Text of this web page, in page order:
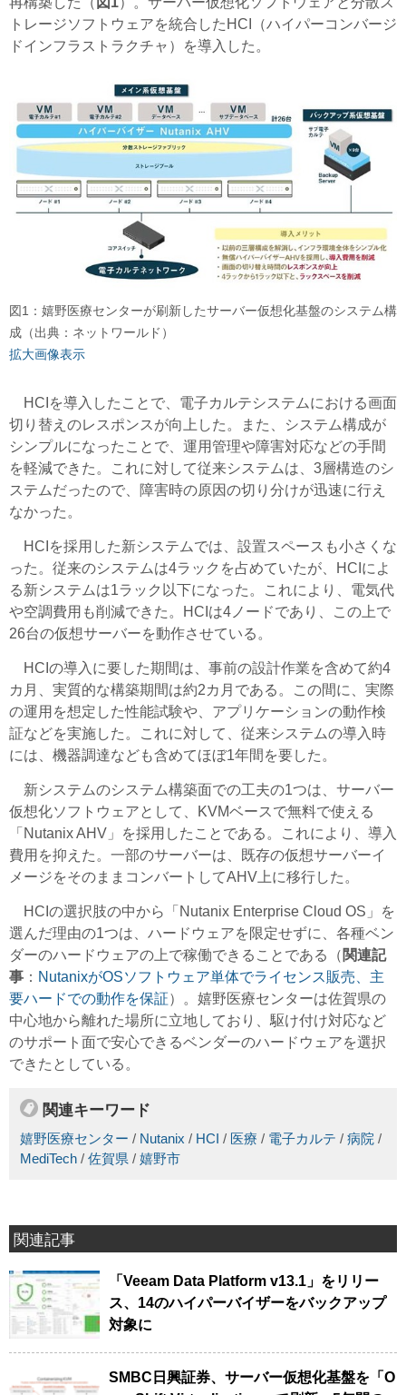
トレージソフトウェアを統合したHCI（ハイパーコンバージ
ドインフラストラクチャ）を導入した。
図1：嬉野医療センターが刷新したサーバー仮想化基盤のシステム構
成（出典：ネットワールド）
拡大画像表示
HCIを導入したことで、電子カルテシステムにおける画面
切り替えのレスポンスが向上した。また、システム構成が
シンプルになったことで、運用管理や障害対応などの手間
を軽減できた。これに対して従来システムは、3層構造のシ
ステムだったので、障害時の原因の切り分けが迅速に行え
なかった。
HCIを採用した新システムでは、設置スペースも小さくな
った。従来のシステムは4ラックを占めていたが、HCIによ
る新システムは1ラック以下になった。これにより、電気代
や空調費用も削減できた。HCIは4ノードであり、この上で
26台の仮想サーバーを動作させている。
HCIの導入に要した期間は、事前の設計作業を含めて約4
カ月、実質的な構築期間は約2カ月である。この間に、実際
の運用を想定した性能試験や、アプリケーションの動作検
証などを実施した。これに対して、従来システムの導入時
には、機器調達なども含めてほぼ1年間を要した。
新システムのシステム構築面での工夫の1つは、サーバー
仮想化ソフトウェアとして、KVMベースで無料で使える
「Nutanix AHV」を採用したことである。これにより、導入
費用を抑えた。一部のサーバーは、既存の仮想サーバーイ
メージをそのままコンバートしてAHV上に移行した。
HCIの選択肢の中から「Nutanix Enterprise Cloud OS」を
選んだ理由の1つは、ハードウェアを限定せずに、各種ベン
ダーのハードウェアの上で稼働できることである（ 関連記
事 ： NutanixがOSソフトウェア単体でライセンス販売、主
要ハードでの動作を保証）。嬉野医療センターは佐賀県の
中心地から離れた場所に立地しており、駆け付け対応など
のサポート面で安心できるベンダーのハードウェアを選択
できたとしている。
関連キーワード
嬉野医療センター / Nutanix / HCI / 医療 / 電子カルテ / 病院 /
MediTech / 佐賀県 / 嬉野市
関連記事
「Veeam Data Platform v13.1」をリリー
ス、14のハイパーバイザーをバックアップ
対象に
SMBC日興証券、サーバー仮想化基盤を「O